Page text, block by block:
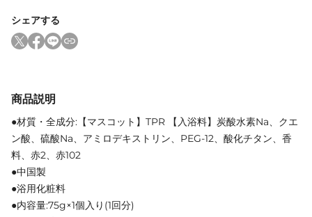
シェアする
商品説明
●材質・全成分:【マスコット】TPR 【入浴料】炭酸水素Na、クエ
ン酸、硫酸Na、アミロデキストリン、PEG-12、酸化チタン、香
料、赤2、赤102
●中国製
●浴用化粧料
●内容量:75g×1個入り(1回分)